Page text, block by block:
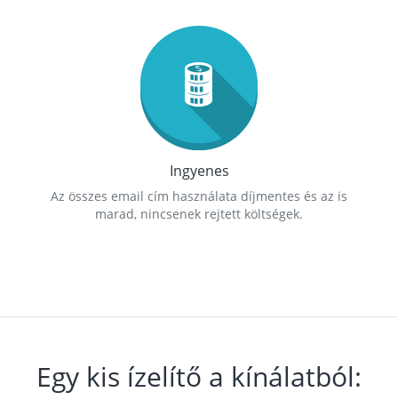
Ingyenes
Az összes email cím használata díjmentes és az is
marad, nincsenek rejtett költségek.
Egy kis ízelítő a kínálatból: